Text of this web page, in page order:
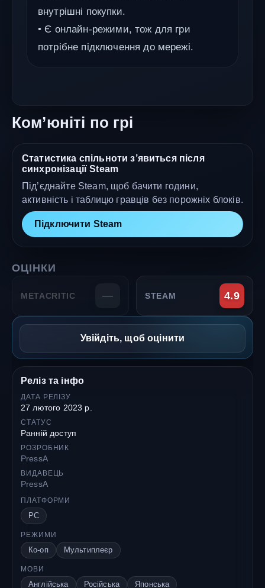
внутрішні покупки.
• Є онлайн-режими, тож для гри
потрібне підключення до мережі.
Ком’юніті по грі
Статистика спільноти з’явиться після
синхронізації Steam
Під’єднайте Steam, щоб бачити години,
активність і таблицю гравців без порожніх блоків.
Підключити Steam
ОЦІНКИ
METACRITIC — STEAM 4.9
Увійдіть, щоб оцінити
Реліз та інфо
ДАТА РЕЛІЗУ
27 лютого 2023 р.
СТАТУС
Ранній доступ
РОЗРОБНИК
PressA
ВИДАВЕЦЬ
PressA
ПЛАТФОРМИ
PC
РЕЖИМИ
Ко-оп Мультиплеєр
МОВИ
Англійська Російська Японська